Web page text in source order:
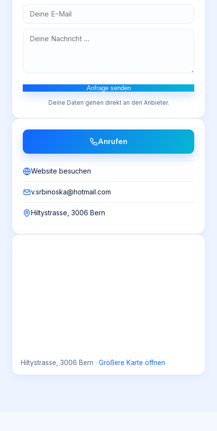
Anfrage senden
Deine Daten gehen direkt an den Anbieter.
Anrufen
Website besuchen
v.srbinoska@hotmail.com
Hiltystrasse, 3006 Bern
Hiltystrasse, 3006 Bern · Größere Karte öffnen